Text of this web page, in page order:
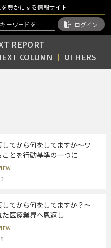
豊かにする情報サイト
ログイン
REPORT
COLUMN OTHERS
してから何をしてますか～ワ
ことを行動基準の一つに
してから何をしてますか？～
た医療業界へ恩返し